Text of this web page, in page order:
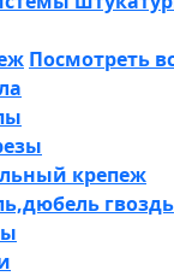
Посмотреть
крепеж
гвоздь